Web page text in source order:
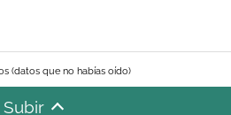
(datos que no habías oído)
Subir